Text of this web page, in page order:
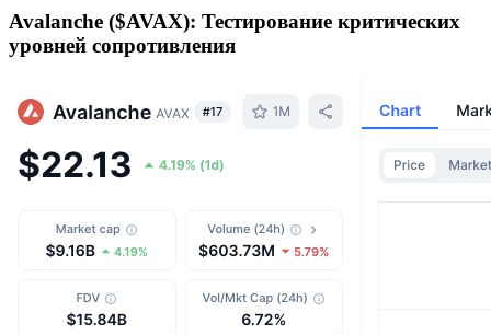
Avalanche ($AVAX): Тестирование критических
уровней сопротивления